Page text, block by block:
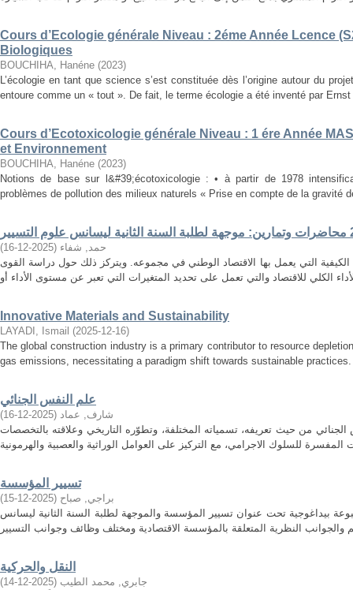
Cours d’Ecologie générale Niveau : 2éme Année Lcence
Biologiques
BOUCHIHA, Hanéne (2023)
L’écologie en tant que science s’est constituée dès l’origine autour du
entoure comme un « tout ». De fait, le terme écologie a été inventé par
Cours d’Ecotoxicologie générale Niveau : 1 ére Année
et Environnement
BOUCHIHA, Hanéne (2023)
Notions de base sur l&#39;écotoxicologie : • à partir de 1978
problèmes de pollution des milieux naturels « Prise en compte de la gravité
حمد, شفاء (
2025-12-16
)
الكيفية التي يعمل بها الاقتصاد الوطني في مجموعه. ويتركز ذلك حول دراسة القوى
Innovative Materials and Sustainability
LAYADI, Ismail (2025-12-16)
The global construction industry is a primary contributor to resource
gas emissions, necessitating a paradigm shift towards sustainable
علم النفس الجنائي
شارف, عماد (
2025-12-16
)
من حيث تعريفه، تسمياته المختلفة، وتطوّره التاريخي وعلاقته بالتخصصات
تسيير المؤسسة
براجي, صباح (
2025-12-15
)
بيداغوجية تحت عنوان تسيير المؤسسة والموجهة لطلبة السنة الثانية ليسانس
النقل والحركية
جابري, محمد الطيب (
2025-12-14
)